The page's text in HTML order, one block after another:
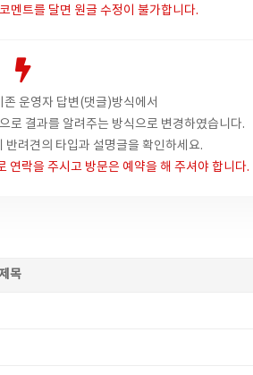
멘트를 달면 원글 수정이 불가합니다.
존 운영자 답변(댓글)방식에서
로 결과를 알려주는 방식으로 변경하였습니다.
반려견의 타입과 설명글을 확인하세요.
연락을 주시고 방문은 예약을 해 주셔야 합니다.
목